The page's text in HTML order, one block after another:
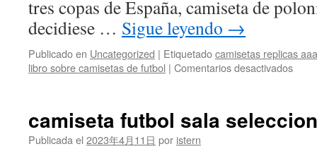
tres copas de España, camiseta de
decidiese … Sigue leyendo →
Publicado en Uncategorized | Etiquetadocamisetas replicas
libro sobre camisetas de futbol | Comentarios desactivadosen
camiseta futbol sala
Publicada el 2023年4月11日 por istern